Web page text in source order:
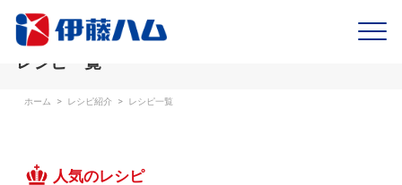
レシピ一覧
ホーム > レシピ紹介 > レシピ一覧
人気のレシピ